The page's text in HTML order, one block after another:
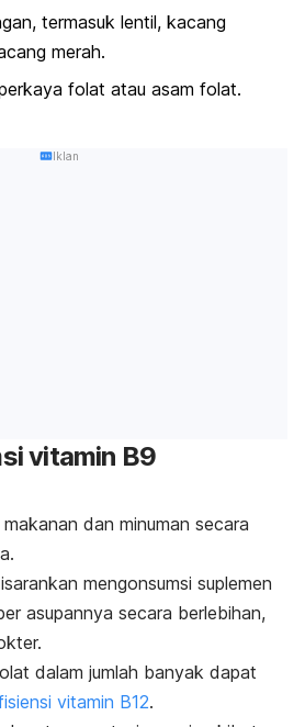
termasuk lentil, kacang
merah.
folat atau asam folat.
Iklan
vitamin B9
dan minuman secara
mengonsumsi suplemen
asupannya secara berlebihan,
dalam jumlah banyak dapat
vitamin B12.